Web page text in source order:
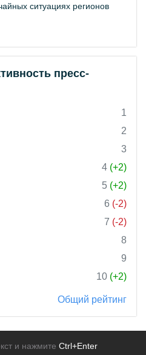
ситуациях регионов
пресс-
1
2
3
4 (+2)
5 (+2)
6 (-2)
7 (-2)
8
9
10 (+2)
Общий рейтинг
и нажмите Ctrl+Enter